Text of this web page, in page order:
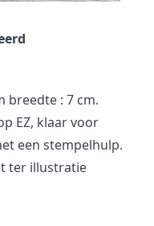
breedte : 7 cm.
EZ, klaar voor
een stempelhulp.
ter illustratie